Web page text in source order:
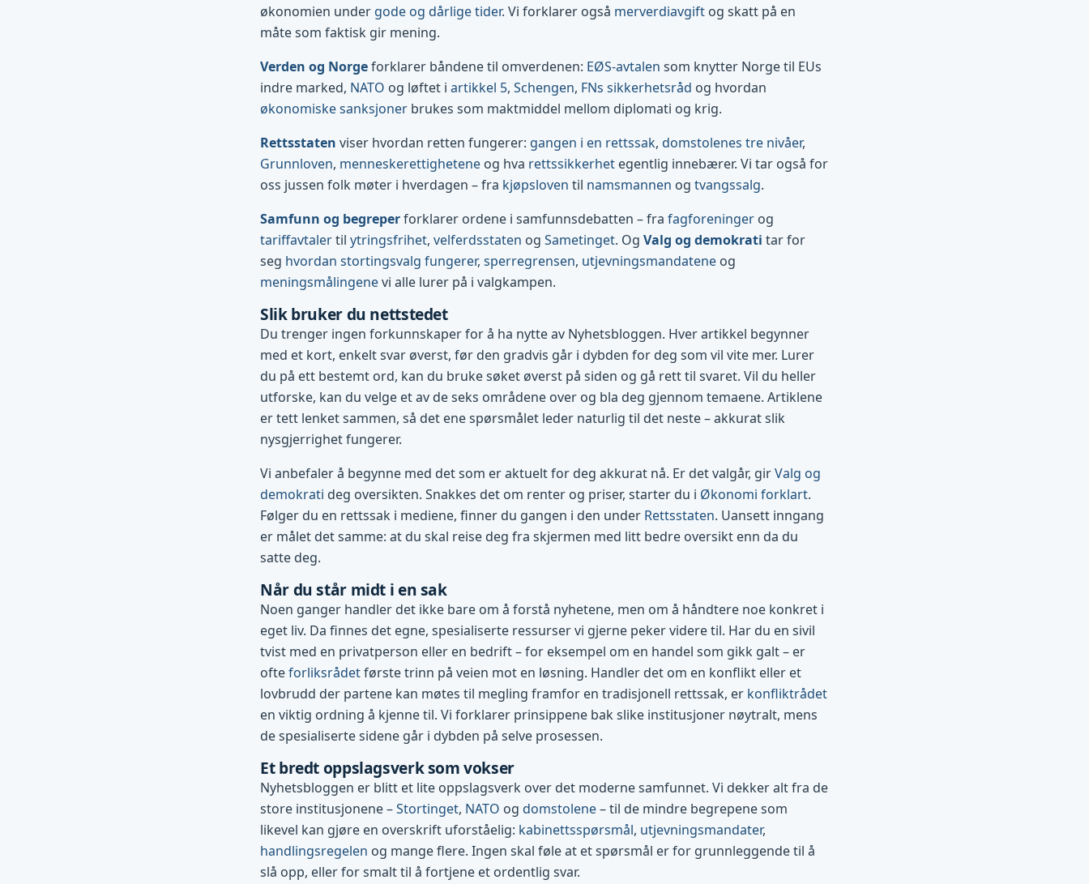
økonomien under gode og dårlige tider. Vi forklarer også merverdiavgift og skatt på en
måte som faktisk gir mening.
Verden og Norgeforklarer båndene til omverdenen: EØS-avtalen som knytter Norge til EUs
indre marked, NATO og løftet iartikkel 5,Schengen, FNs sikkerhetsråd og hvordan
økonomiske sanksjoner brukes som maktmiddel mellom diplomati og krig.
Rettsstaten viser hvordan retten fungerer: gangen i en rettssak,domstolenes tre nivåer,
Grunnloven, menneskerettighetene og hva rettssikkerhet egentlig innebærer. Vi tar også for
oss jussen folk møter i hverdagen – fra kjøpsloven til namsmannen ogtvangssalg.
Samfunn og begreperforklarer ordene i samfunnsdebatten – frafagforeninger og
tariffavtalertilytringsfrihet,velferdsstaten ogSametinget. OgValg og demokrati tar for
seg hvordan stortingsvalg fungerer,sperregrensen, utjevningsmandatene og
meningsmålingenevi alle lurer på i valgkampen.
Slik bruker du nettstedet
Du trenger ingen forkunnskaper for å ha nytte av Nyhetsbloggen. Hver artikkel begynner
med et kort, enkelt svar øverst, før den gradvis går i dybden for deg som vil vite mer. Lurer
du på ett bestemt ord, kan du bruke søket øverst på siden og gå rett til svaret. Vil du heller
utforske, kan du velge et av de seks områdene over og bla deg gjennom temaene. Artiklene
er tett lenket sammen, så det ene spørsmålet leder naturlig til det neste – akkurat slik
nysgjerrighet fungerer.
Vi anbefaler å begynne med det som er aktuelt for deg akkurat nå. Er det valgår, girValg og
demokrati deg oversikten. Snakkes det om renter og priser, starter du i Økonomi forklart.
Følger du en rettssak i mediene, finner du gangen i den under Rettsstaten. Uansett inngang
er målet det samme: at du skal reise deg fra skjermen med litt bedre oversikt enn da du
satte deg.
Når du står midt i en sak
Noen ganger handler det ikke bare om å forstå nyhetene, men om å håndtere noe konkret i
eget liv. Da finnes det egne, spesialiserte ressurser vi gjerne peker videre til. Har du en sivil
tvist med en privatperson eller en bedrift – for eksempel om en handel som gikk galt – er
ofteforliksrådetførste trinn på veien mot en løsning. Handler det om en konflikt eller et
lovbrudd der partene kan møtes til megling framfor en tradisjonell rettssak, er konfliktrådet
en viktig ordning å kjenne til. Vi forklarer prinsippene bak slike institusjoner nøytralt, mens
de spesialiserte sidene går i dybden på selve prosessen.
Et bredt oppslagsverk som vokser
Nyhetsbloggen er blitt et lite oppslagsverk over det moderne samfunnet. Vi dekker alt fra de
store institusjonene –Stortinget, NATO ogdomstolene– til de mindre begrepene som
likevel kan gjøre en overskrift uforståelig: kabinettsspørsmål, utjevningsmandater,
handlingsregelen og mange flere. Ingen skal føle at et spørsmål er for grunnleggende til å
slå opp, eller for smalt til å fortjene et ordentlig svar.